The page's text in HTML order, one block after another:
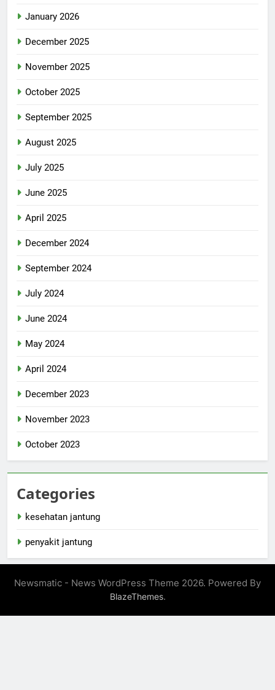
January 2026
December 2025
November 2025
October 2025
September 2025
August 2025
July 2025
June 2025
April 2025
December 2024
September 2024
July 2024
June 2024
May 2024
April 2024
December 2023
November 2023
October 2023
Categories
kesehatan jantung
penyakit jantung
Newsmatic - News WordPress Theme 2026. Powered By
BlazeThemes.